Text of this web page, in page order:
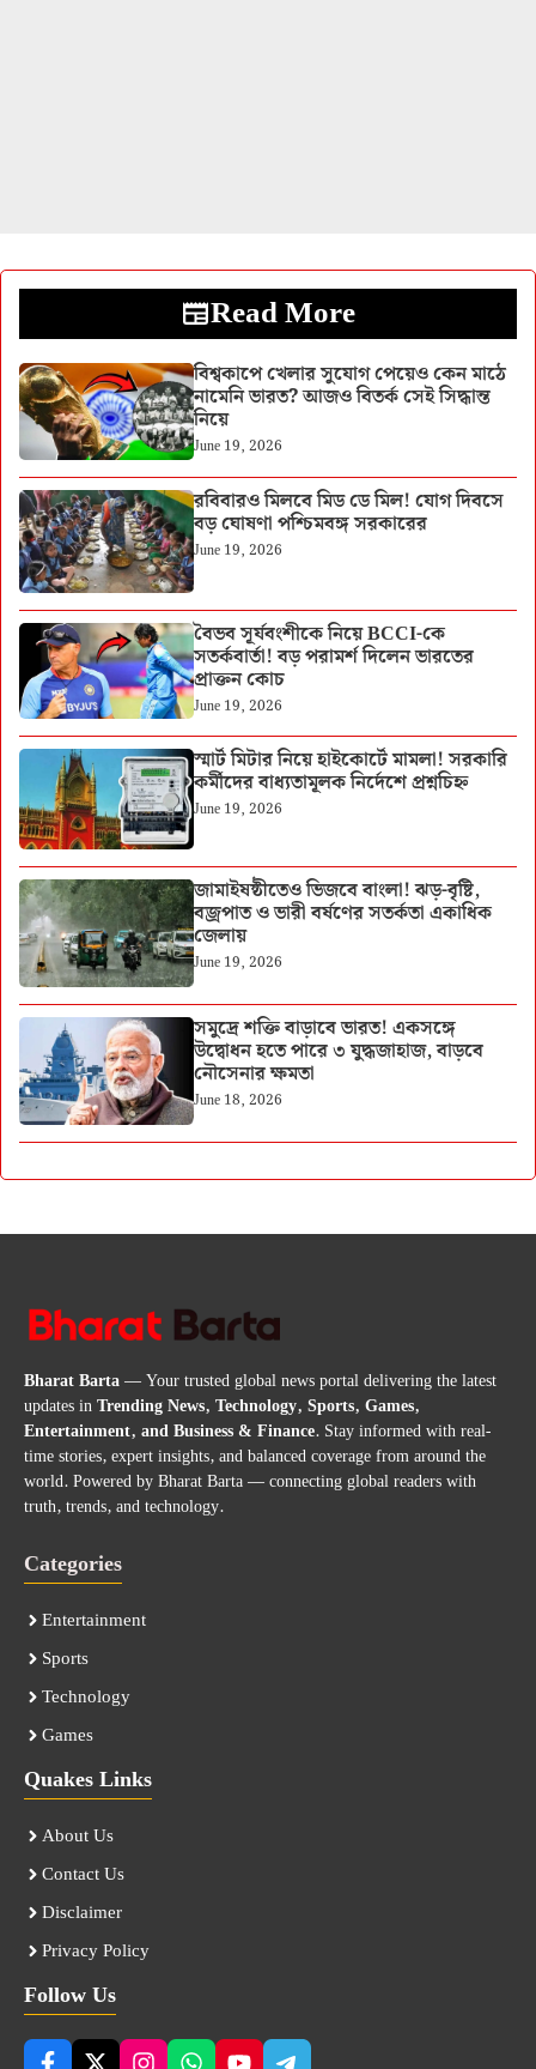
Read More
বিশ্বকাপে খেলার সুযোগ পেয়েও কেন মাঠে
নামেনি ভারত? আজও বিতর্ক সেই সিদ্ধান্ত
নিয়ে
June 19, 2026
রবিবারও মিলবে মিড ডে মিল! যোগ দিবসে
বড় ঘোষণা পশ্চিমবঙ্গ সরকারের
June 19, 2026
বৈভব সূর্যবংশীকে নিয়ে BCCI-কে
সতর্কবার্তা! বড় পরামর্শ দিলেন ভারতের
প্রাক্তন কোচ
June 19, 2026
স্মার্ট মিটার নিয়ে হাইকোর্টে মামলা! সরকারি
কর্মীদের বাধ্যতামূলক নির্দেশে প্রশ্নচিহ্ন
June 19, 2026
জামাইষষ্ঠীতেও ভিজবে বাংলা! ঝড়-বৃষ্টি,
বজ্রপাত ও ভারী বর্ষণের সতর্কতা একাধিক
জেলায়
June 19, 2026
সমুদ্রে শক্তি বাড়াবে ভারত! একসঙ্গে
উদ্বোধন হতে পারে ৩ যুদ্ধজাহাজ, বাড়বে
নৌসেনার ক্ষমতা
June 18, 2026
Bharat Barta— Your trusted global news portal delivering the latest
updates inTrending News, Technology, Sports, Games,
Entertainment, and Business & Finance. Stay informed with real-
time stories, expert insights, and balanced coverage from around the
world. Powered by Bharat Barta — connecting global readers with
truth, trends, and technology.
Categories
Entertainment
Sports
Technology
Games
Quakes Links
About Us
Contact Us
Disclaimer
Privacy Policy
Follow Us